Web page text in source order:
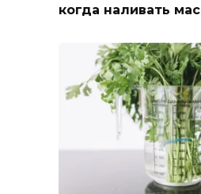
когда наливать